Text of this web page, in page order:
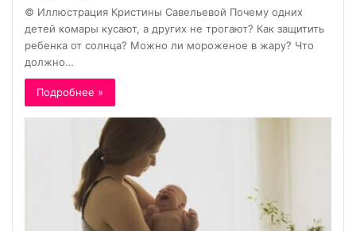
© Иллюстрация Кристины Савельевой Почему одних
детей комары кусают, а других не трогают? Как защитить
ребенка от солнца? Можно ли мороженое в жару? Что
должно…
Подробнее »